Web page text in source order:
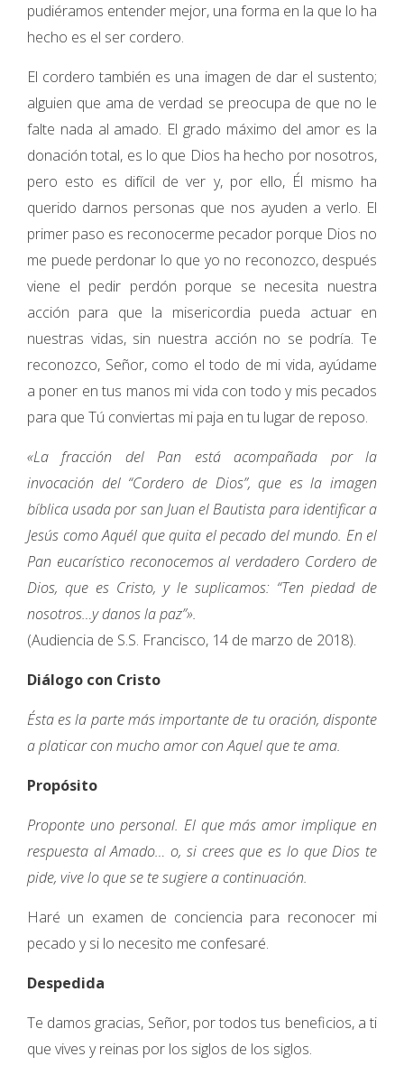
pudiéramos entender mejor, una forma en la que lo ha
hecho es el ser cordero.
El cordero también es una imagen de dar el sustento;
alguien que ama de verdad se preocupa de que no le
falte nada al amado. El grado máximo del amor es la
donación total, es lo que Dios ha hecho por nosotros,
pero esto es difícil de ver y, por ello, Él mismo ha
querido darnos personas que nos ayuden a verlo. El
primer paso es reconocerme pecador porque Dios no
me puede perdonar lo que yo no reconozco, después
viene el pedir perdón porque se necesita nuestra
acción para que la misericordia pueda actuar en
nuestras vidas, sin nuestra acción no se podría. Te
reconozco, Señor, como el todo de mi vida, ayúdame
a poner en tus manos mi vida con todo y mis pecados
para que Tú conviertas mi paja en tu lugar de reposo.
«La fracción del Pan está acompañada por la
invocación del “Cordero de Dios”, que es la imagen
bíblica usada por san Juan el Bautista para identificar a
Jesús como Aquél que quita el pecado del mundo. En el
Pan eucarístico reconocemos al verdadero Cordero de
Dios, que es Cristo, y le suplicamos: “Ten piedad de
nosotros…y danos la paz”».
(Audiencia de S.S. Francisco, 14 de marzo de 2018).
Diálogo con Cristo
Ésta es la parte más importante de tu oración, disponte
a platicar con mucho amor con Aquel que te ama.
Propósito
Proponte uno personal. El que más amor implique en
respuesta al Amado… o, si crees que es lo que Dios te
pide, vive lo que se te sugiere a continuación.
Haré un examen de conciencia para reconocer mi
pecado y si lo necesito me confesaré.
Despedida
Te damos gracias, Señor, por todos tus beneficios, a ti
que vives y reinas por los siglos de los siglos.